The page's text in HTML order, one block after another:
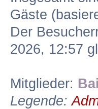
Gäste
Der
2026, 12:57
Mitglieder:
Legende: